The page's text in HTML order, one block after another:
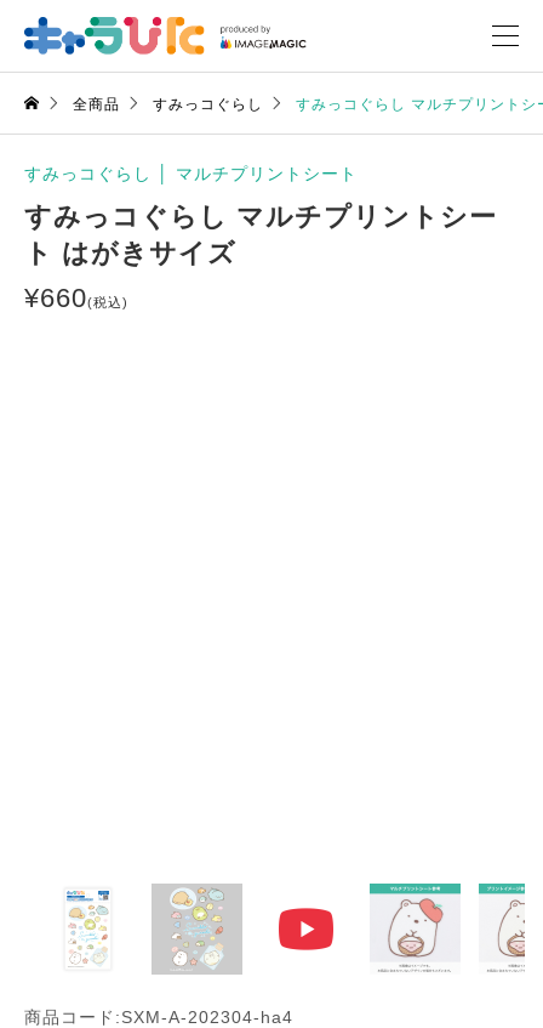
全商品 すみっコぐらし すみっコぐらし マルチプリントシ
すみっコぐらし マルチプリントシート
すみっコぐらし マルチプリントシー
ト はがきサイズ
¥660(税込)
商品コード:SXM-A-202304-ha4